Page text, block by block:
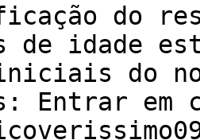
do
de idade
do
Entrar